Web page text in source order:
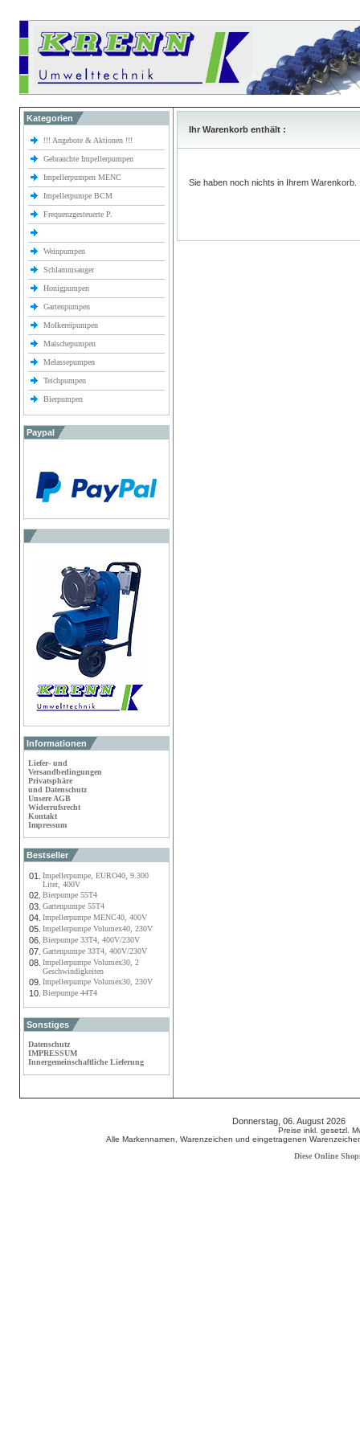
Kategorien
!!! Angebote & Aktionen !!!
Gebrauchte Impellerpumpen
Impellerpumpen MENC
Impellerpumpe BCM
Frequenzgesteuerte P.
Weinpumpen
Schlammsauger
Honigpumpen
Gartenpumpen
Molkereipumpen
Maischepumpen
Melassepumpen
Teichpumpen
Bierpumpen
Paypal
Informationen
Liefer- und
Versandbedingungen
Privatsphäre
und Datenschutz
Unsere AGB
Widerrufsrecht
Kontakt
Impressum
Bestseller
01.
Impellerpumpe, EURO40, 9.300
Liter, 400V
02. Bierpumpe 55T4
03. Gartenpumpe 55T4
04. Impellerpumpe MENC40, 400V
05. Impellerpumpe Volumex40, 230V
06. Bierpumpe 33T4, 400V/230V
07. Gartenpumpe 33T4, 400V/230V
08. Impellerpumpe Volumex30, 2
Geschwindigkeiten
09. Impellerpumpe Volumex30, 230V
10. Bierpumpe 44T4
Sonstiges
Datenschutz
IMPRESSUM
Innergemeinschaftliche Lieferung
Ihr Warenkorb enthält :
Sie haben noch nichts in Ihrem Warenkorb.
Donnerstag, 06. August
Preise inkl. gesetzl.
Alle Markennamen, Warenzeichen und eingetragenen
Diese Online